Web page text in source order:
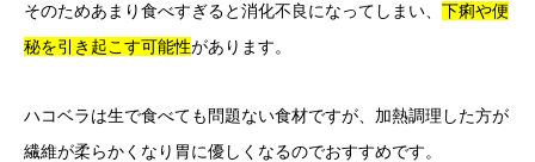
そのためあまり食べすぎると消化不良になってしまい、 下痢や便
秘を引き起こす可能性があります。
ハコベラは生で食べても問題ない食材ですが、加熱調理した方が
繊維が柔らかくなり胃に優しくなるのでおすすめです。